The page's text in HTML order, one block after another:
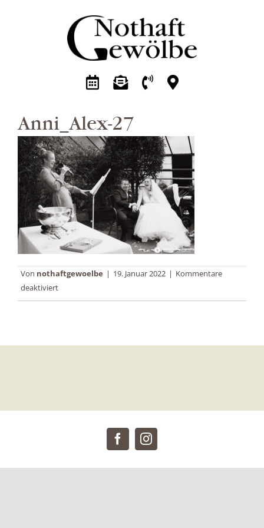
Anni_Alex-27
Von nothaftgewoelbe | 19. Januar 2022 | Kommentare
deaktiviertfür
Anni_Alex-
FacebookInstagram